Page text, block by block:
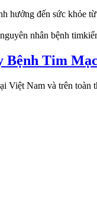
hưởng đến sức khỏe
nguyên nhân bệnh tim
Bệnh Tim
Việt Nam và trên toàn